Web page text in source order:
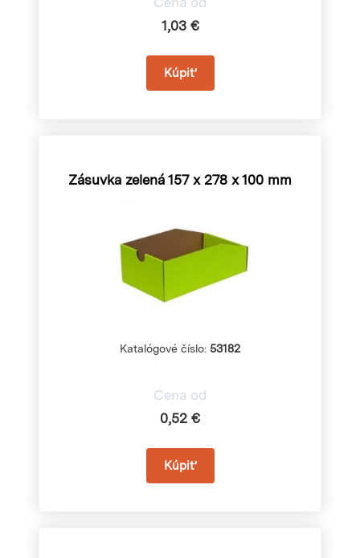
1,03 €
Zásuvka zelená 157 x 278 x 100 mm
Katalógové číslo: 53182
Cena od
0,52 €